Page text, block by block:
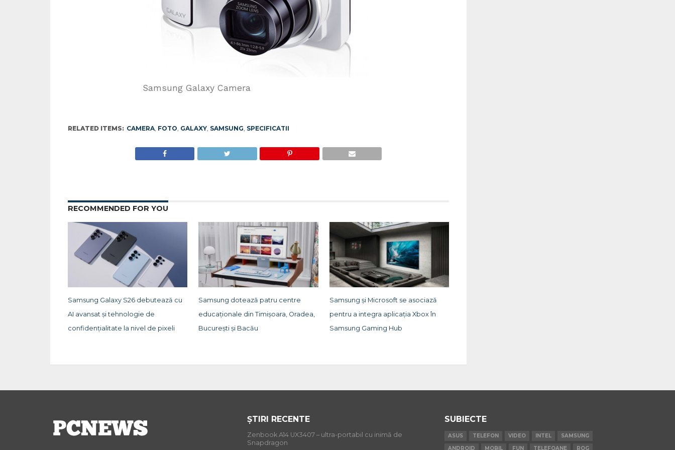
Samsung Galaxy Camera
RELATED ITEMS: CAMERA, FOTO, GALAXY, SAMSUNG, SPECIFICATII
RECOMMENDED FOR YOU
Samsung Galaxy S26 debutează cu
AI avansat și tehnologie de
confidențialitate la nivel de pixeli
Samsung dotează patru centre
educaționale din Timișoara, Oradea,
București și Bacău
Samsung și Microsoft se asociază
pentru a integra aplicația Xbox în
Samsung Gaming Hub
ȘTIRI RECENTE
Zenbook A14 UX3407 – ultra-portabil cu inimă de
Snapdragon
SUBIECTE
ASUS TELEFON VIDEO INTEL
SAMSUNG
ANDROID
MOBIL FUN TELEFOANE ROG